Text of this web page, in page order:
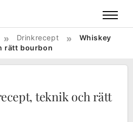
» Drinkrecept »
Whiskey
rätt bourbon
teknik och rätt